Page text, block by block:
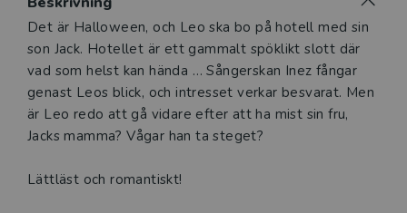
Beskrivning
Det är Halloween, och Leo ska bo på hotell med sin
son Jack. Hotellet är ett gammalt spöklikt slott där
vad som helst kan hända … Sångerskan Inez fångar
genast Leos blick, och intresset verkar besvarat. Men
är Leo redo att gå vidare efter att ha mist sin fru,
Jacks mamma? Vågar han ta steget?
Lättläst och romantiskt!